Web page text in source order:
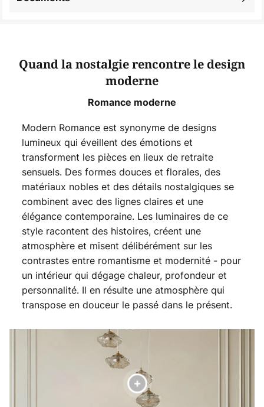
Quand la nostalgie rencontre le design
moderne
Romance moderne
Modern Romance est synonyme de designs
lumineux qui éveillent des émotions et
transforment les pièces en lieux de retraite
sensuels. Des formes douces et florales, des
matériaux nobles et des détails nostalgiques se
combinent avec des lignes claires et une
élégance contemporaine. Les luminaires de ce
style racontent des histoires, créent une
atmosphère et misent délibérément sur les
contrastes entre romantisme et modernité - pour
un intérieur qui dégage chaleur, profondeur et
personnalité. Il en résulte une atmosphère qui
transpose en douceur le passé dans le présent.